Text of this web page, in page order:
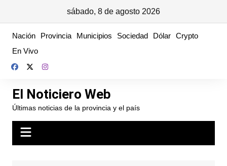
sábado, 8 de agosto 2026
content
Nación Provincia Municipios Sociedad Dólar Crypto
En Vivo
El Noticiero Web
Últimas noticias de la provincia y el país